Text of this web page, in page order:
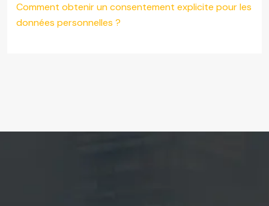
Comment obtenir un consentement explicite pour les
données personnelles ?